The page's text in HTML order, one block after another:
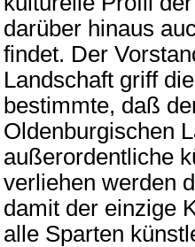
darüber hinaus
findet. Der
Landschaft griff
bestimmte, daß
Oldenburgischen
außerordentliche
verliehen werden
damit der einzige
alle Sparten